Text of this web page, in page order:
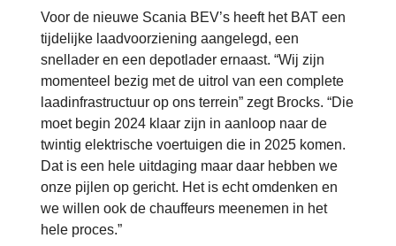
Voor de nieuwe Scania BEV’s heeft het BAT een
tijdelijke laadvoorziening aangelegd, een
snellader en een depotlader ernaast. “Wij zijn
momenteel bezig met de uitrol van een complete
laadinfrastructuur op ons terrein” zegt Brocks. “Die
moet begin 2024 klaar zijn in aanloop naar de
twintig elektrische voertuigen die in 2025 komen.
Dat is een hele uitdaging maar daar hebben we
onze pijlen op gericht. Het is echt omdenken en
we willen ook de chauffeurs meenemen in het
hele proces.”